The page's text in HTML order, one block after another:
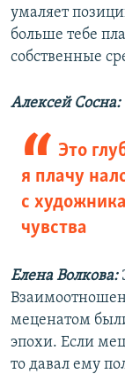
умаляет
больше тебе
собственные
Алексей Сосна:
Это
я плачу
с
чувства
Елена Волкова:
меценатом
эпохи. Если
то давал ему